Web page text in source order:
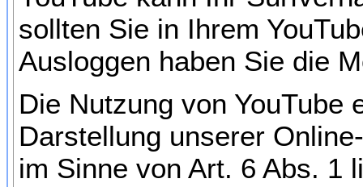
sollten Sie in Ihrem
Ausloggen haben Sie die
Die Nutzung von YouTube
Darstellung unserer
im Sinne von Art. 6 Abs. 1